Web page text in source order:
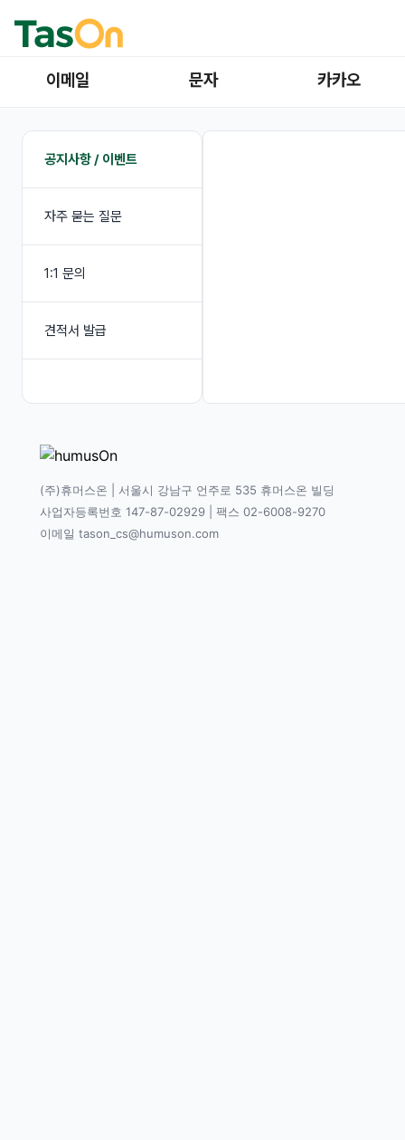
이메일 문자 카카오
공지사항 / 이벤트
자주 묻는 질문
1:1 문의
견적서 발급
(주)휴머스온 | 서울시 강남구 언주로 535 휴머스온 빌딩
사업자등록번호 147-87-02929 | 팩스 02-6008-9270
이메일 tason_cs@humuson.com